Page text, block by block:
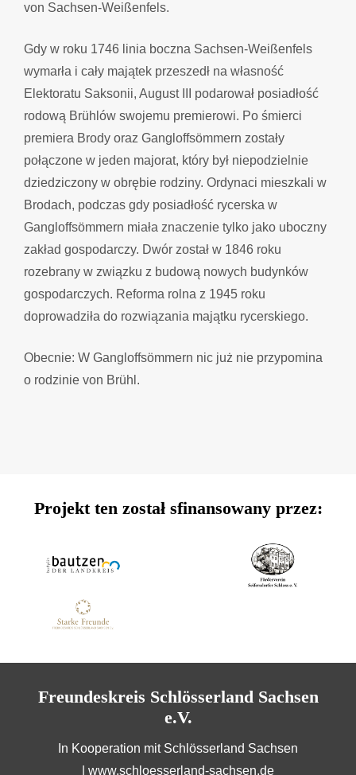
von Sachsen-Weißenfels.
Gdy w roku 1746 linia boczna Sachsen-Weißenfels
wymarła i cały majątek przeszedł na własność
Elektoratu Saksonii, August III podarował posiadłość
rodową Brühlów swojemu premierowi. Po śmierci
premiera Brody oraz Gangloffsömmern zostały
połączone w jeden majorat, który był niepodzielnie
dziedziczony w obrębie rodziny. Ordynaci mieszkali w
Brodach, podczas gdy posiadłość rycerska w
Gangloffsömmern miała znaczenie tylko jako uboczny
zakład gospodarczy. Dwór został w 1846 roku
rozebrany w związku z budową nowych budynków
gospodarczych. Reforma rolna z 1945 roku
doprowadziła do rozwiązania majątku rycerskiego.
Obecnie: W Gangloffsömmern nic już nie przypomina
o rodzinie von Brühl.
Projekt ten został sfinansowany przez:
Freundeskreis Schlösserland Sachsen
e.V.
In Kooperation mit Schlösserland Sachsen
www.schloesserland-sachsen.de